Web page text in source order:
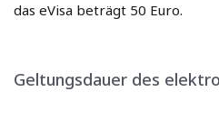
das eVisa beträgt 50 Euro.
Geltungsdauer des